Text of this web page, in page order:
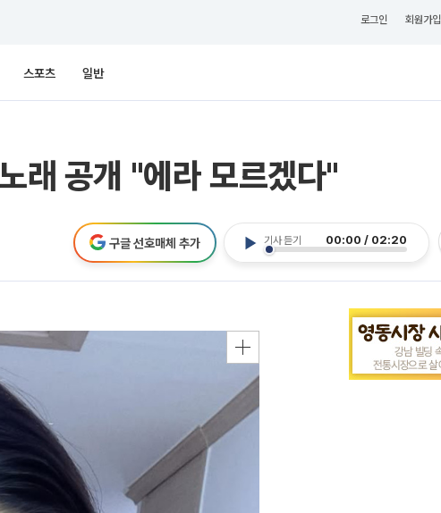
로그인 회원가입
스포츠 일반
래 공개 "에라 모르겠다"
기사 듣기 00:00 / 02:20
구글 선호매체 추가